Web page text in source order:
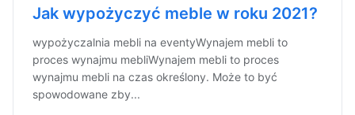
Jak wypożyczyć meble w roku 2021?
wypożyczalnia mebli na eventyWynajem mebli to
proces wynajmu mebliWynajem mebli to proces
wynajmu mebli na czas określony. Może to być
spowodowane zby...